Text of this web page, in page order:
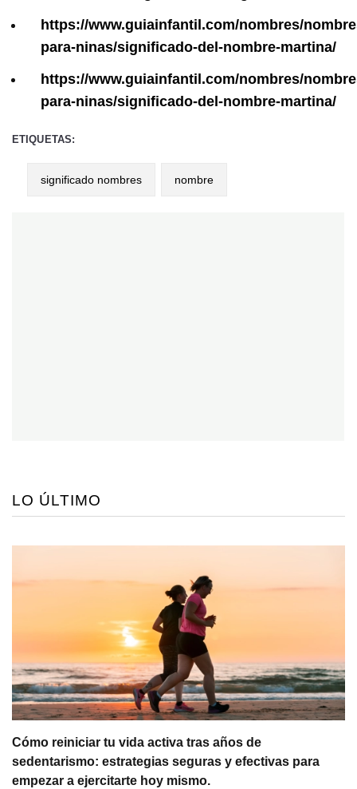
https://www.guiainfantil.com/nombres/
para-ninas/significado-del-nombre-martina/
https://www.guiainfantil.com/nombres/
para-ninas/significado-del-nombre-martina/
ETIQUETAS:
significado nombres nombre
LO ÚLTIMO
Cómo reiniciar tu vida activa tras años de
sedentarismo: estrategias seguras y efectivas para
empezar a ejercitarte hoy mismo.